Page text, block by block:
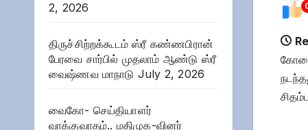
2, 2026
திருச்சிற்றக்கூடம் ஸ்ரீ கண்ணபிரான்
பேரவை சார்பில் முதலாம் ஆண்டு ஸ்ரீ
வைஷ்ணவ மாநாடு July 2, 2026
வைகோ- செய்தியாளர்
வாக்குவாதம்.. மதிமுக-வினர்